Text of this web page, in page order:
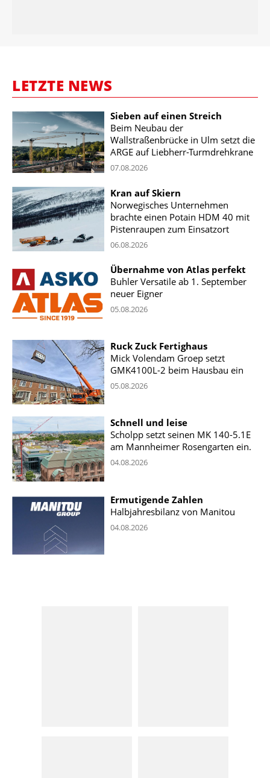
LETZTE NEWS
Sieben auf einen Streich
Beim Neubau der
Wallstraßenbrücke in Ulm setzt die
ARGE auf Liebherr-Turmdrehkrane
07.08.2026
Kran auf Skiern
Norwegisches Unternehmen
brachte einen Potain HDM 40 mit
Pistenraupen zum Einsatzort
06.08.2026
Übernahme von Atlas perfekt
Buhler Versatile ab 1. September
neuer Eigner
05.08.2026
Ruck Zuck Fertighaus
Mick Volendam Groep setzt
GMK4100L-2 beim Hausbau ein
05.08.2026
Schnell und leise
Scholpp setzt seinen MK 140-5.1E
am Mannheimer Rosengarten ein.
04.08.2026
Ermutigende Zahlen
Halbjahresbilanz von Manitou
04.08.2026